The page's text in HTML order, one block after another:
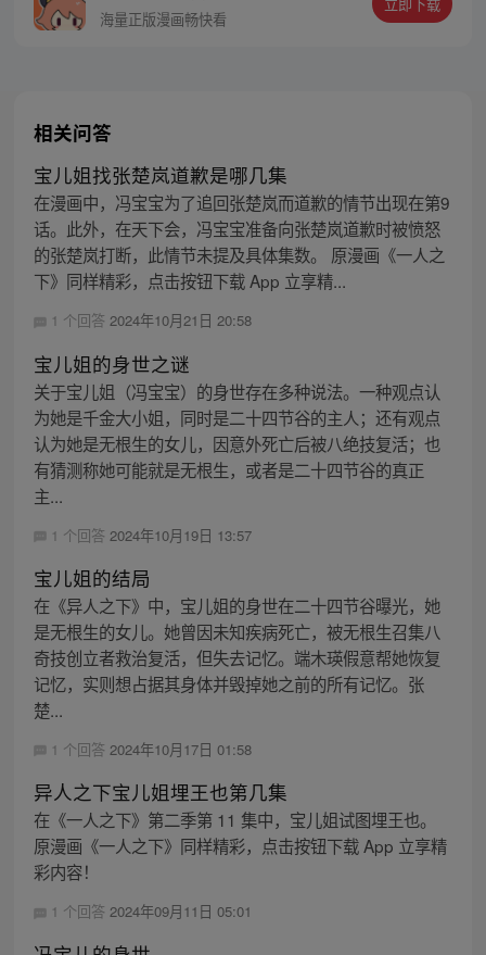
海量正版漫画畅快看
相关问答
宝儿姐找张楚岚道歉是哪几集
在漫画中，冯宝宝为了追回张楚岚而道歉的情节出现在第9
话。此外，在天下会，冯宝宝准备向张楚岚道歉时被愤怒
的张楚岚打断，此情节未提及具体集数。 原漫画《一人之
下》同样精彩，点击按钮下载 App 立享精...
1 个回答 2024年10月21日 20:58
宝儿姐的身世之谜
关于宝儿姐（冯宝宝）的身世存在多种说法。一种观点认
为她是千金大小姐，同时是二十四节谷的主人；还有观点
认为她是无根生的女儿，因意外死亡后被八绝技复活；也
有猜测称她可能就是无根生，或者是二十四节谷的真正
主...
1 个回答 2024年10月19日 13:57
宝儿姐的结局
在《异人之下》中，宝儿姐的身世在二十四节谷曝光，她
是无根生的女儿。她曾因未知疾病死亡，被无根生召集八
奇技创立者救治复活，但失去记忆。端木瑛假意帮她恢复
记忆，实则想占据其身体并毁掉她之前的所有记忆。张
楚...
1 个回答 2024年10月17日 01:58
异人之下宝儿姐埋王也第几集
在《一人之下》第二季第 11 集中，宝儿姐试图埋王也。
原漫画《一人之下》同样精彩，点击按钮下载 App 立享精
彩内容！
1 个回答 2024年09月11日 05:01